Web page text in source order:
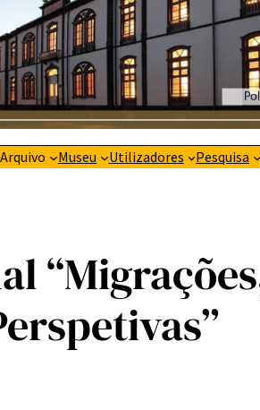
Arquivo Museu Utilizadores Pesquisa